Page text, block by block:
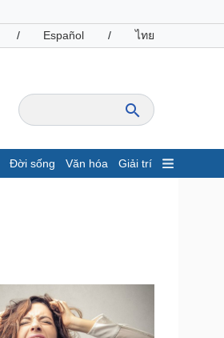
/ Español / ไทย
Đời sống Văn hóa Giải trí
Giá cà phê
Công nghệ